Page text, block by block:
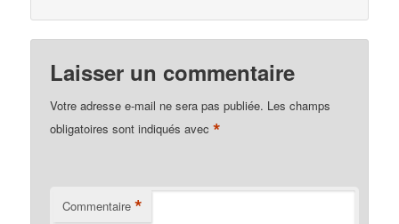
Laisser un commentaire
Votre adresse e-mail ne sera pas publiée. Les champs
obligatoires sont indiqués avec*
Commentaire *